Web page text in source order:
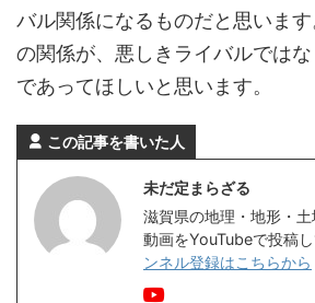
バル関係になるものだと思いま
の関係が、悪しきライバルではな
であってほしいと思います。
この記事を書いた人
未だ定まらざる
滋賀県の地理・地形・
動画をYouTubeで投稿し
ンネル登録はこちらから